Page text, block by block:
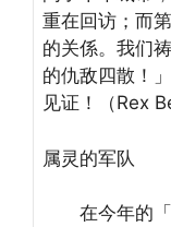
重在回访；而
的关係。我们
的仇敌四散！
见证！（Rex
属灵的军队
在今年的「